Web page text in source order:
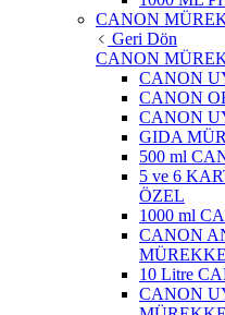
CANON
Geri Dön
CANON
CANON
CANON
CANON
GIDA
500 ml
5 ve 6
ÖZEL
1000 ml
CANON
10 Litre
CANON